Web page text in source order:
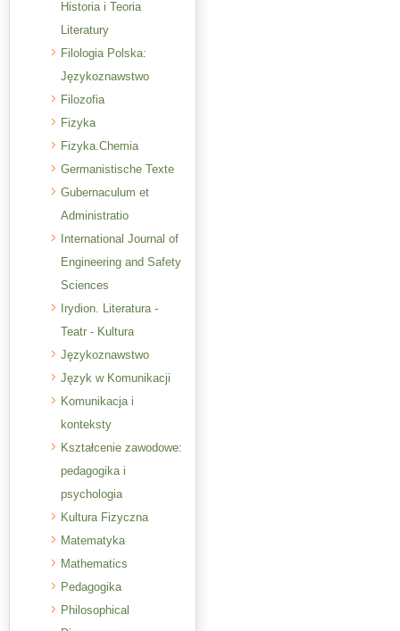
Historia i Teoria
Literatury
Filologia Polska:
Językoznawstwo
Filozofia
Fizyka
Fizyka.Chemia
Germanistische Texte
Gubernaculum et
Administratio
International Journal of
Engineering and Safety
Sciences
Irydion. Literatura -
Teatr - Kultura
Językoznawstwo
Język w Komunikacji
Komunikacja i
konteksty
Kształcenie zawodowe:
pedagogika i
psychologia
Kultura Fizyczna
Matematyka
Mathematics
Pedagogika
Philosophical